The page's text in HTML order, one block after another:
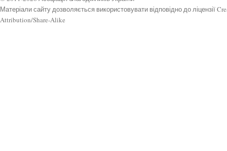
Матеріали сайту дозволяється використовувати відповідно до ліцензії
Attribution/Share-Alike